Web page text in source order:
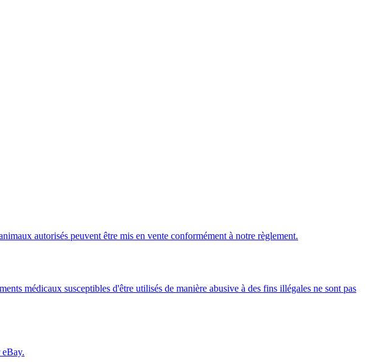
autorisés peuvent être mis en vente conformément à notre règlement.
médicaux susceptibles d'être utilisés de manière abusive à des fins illégales ne sont pas